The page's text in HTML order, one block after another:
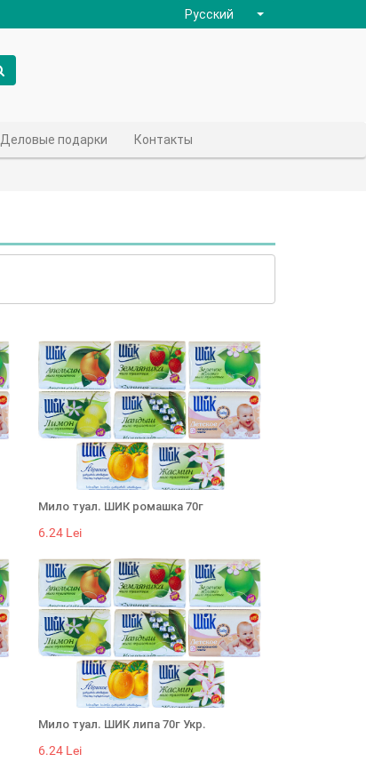
Русский
Деловые подарки Контакты
Мило туал. ШИК ромашка 70г
6.24 Lei
Мило туал. ШИК липа 70г Укр.
6.24 Lei